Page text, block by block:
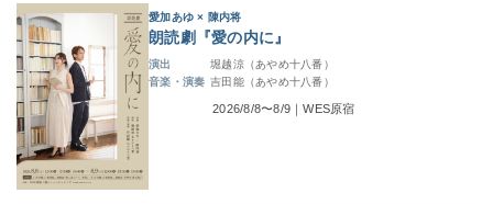
愛加あゆ × 陳内将
朗読劇『愛の内に』
演出
堀越涼（あやめ十八番）
音楽・演奏 吉田能（あやめ十八番）
2026/8/8〜8/9｜WES原宿